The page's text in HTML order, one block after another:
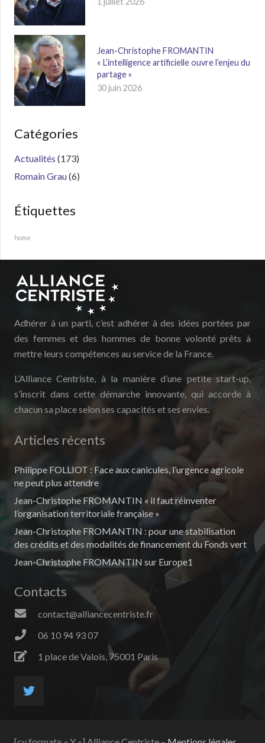
Jean-Christophe FROMANTIN
« L’intelligence artificielle ouvre l’enjeu du
partage »
30 juin 2026
Catégories
Actualités (173)
Romain Grau(6)
Étiquettes
home
Adhérer à un parti, c’est adhérer à des idées portées par
des femmes et des hommes de bonne volonté prêts à
mettre leurs compétences au service de la France.
L’Alliance Centriste, à la manière d’une petite start-up,
s’inscrit dans cette démarche innovante, qui accorde à
chacun sa place selon ses capacités et ses envies.
Articles récents
Philippe FOLLIOT : Face aux canicules, l’urgence agricole
ne peut plus attendre
Jean-Christophe FROMANTIN « il faut réinventer
l’organisation territoriale française »
Jean-Christophe FROMANTIN : pour une stabilisation
des crédits et des modalités de financement du Fonds vert
Jean-Christophe FROMANTIN sur Europe1
Contacts
contact@alliancecentriste.fr
06 10 94 93 07
1 place de Valois, 75001 Paris